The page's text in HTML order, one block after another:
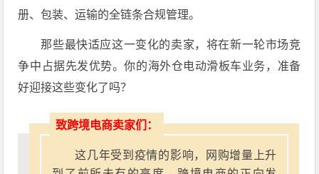
册、包装、运输的全链条合规管理。
那些最快适应这一变化的卖家，将在新一轮市场竞
争中占据先发优势。你的海外仓电动滑板车业务，准备
好迎接这些变化了吗？
致跨境电商卖家们：
这几年受到疫情的影响，网购增量上升